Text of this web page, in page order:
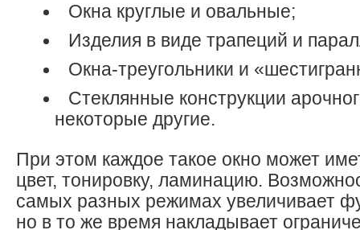
Окна круглые и овальные;
Изделия в виде трапеций и
Окна-треугольники и
Стеклянные конструкции
некоторые другие.
При этом каждое такое окно может
цвет, тонировку, ламинацию.
самых разных режимах увеличивает
но в то же время накладывает